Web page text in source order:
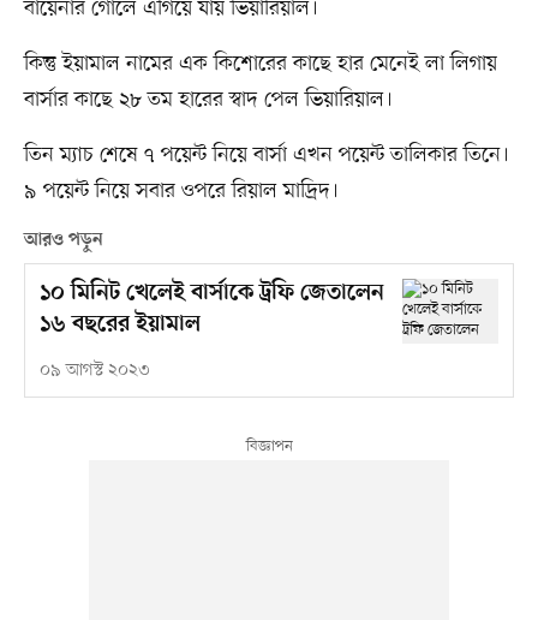
বায়েনার গোলে এগিয়ে যায় ভিয়ারিয়াল।
কিন্তু ইয়ামাল নামের এক কিশোরের কাছে হার মেনেই লা লিগায়
বার্সার কাছে ২৮ তম হারের স্বাদ পেল ভিয়ারিয়াল।
তিন ম্যাচ শেষে ৭ পয়েন্ট নিয়ে বার্সা এখন পয়েন্ট তালিকার তিনে।
৯ পয়েন্ট নিয়ে সবার ওপরে রিয়াল মাদ্রিদ।
আরও পড়ুন
১০ মিনিট খেলেই বার্সাকে ট্রফি জেতালেন
১৬ বছরের ইয়ামাল
০৯ আগস্ট ২০২৩